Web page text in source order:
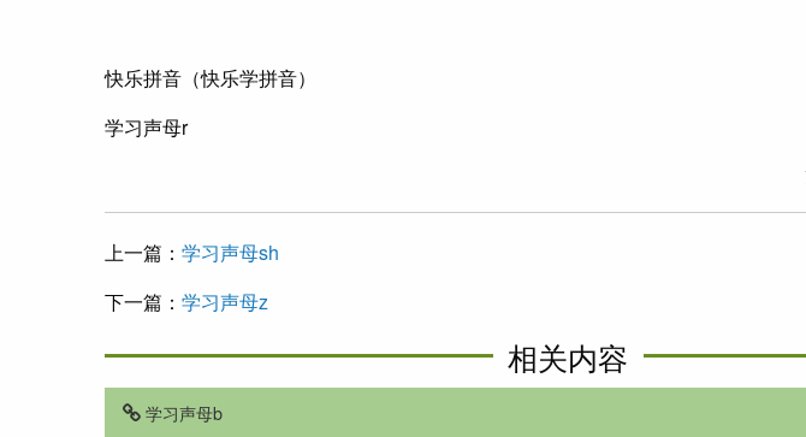
快乐拼音（快乐学拼音）
学习声母r
上一篇： 学习声母sh
下一篇： 学习声母z
相关内容
学习声母b